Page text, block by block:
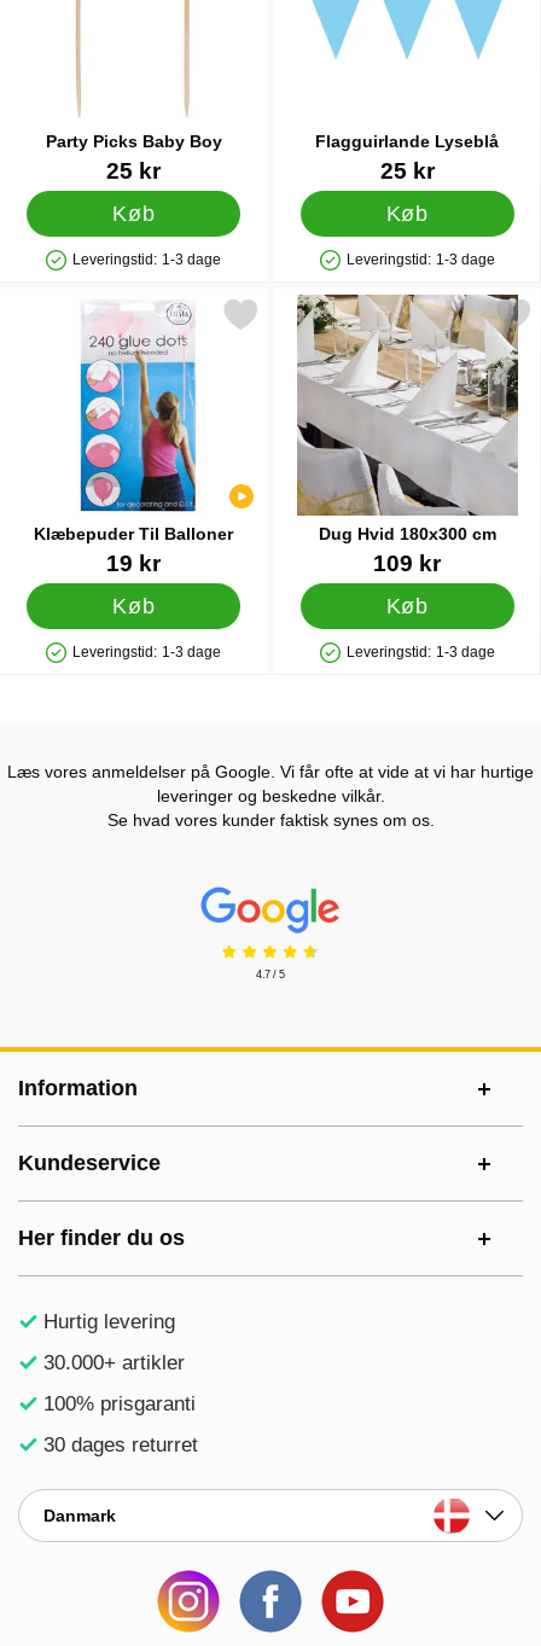
Party Picks Baby Boy
Varenr 3826525 kr
Køb
Produkttilgængelighed: På lager
Leveringstid: 1-3 dage
Flagguirlande Lyseblå
25 kr
Køb
Produkttilgængelighed: På lager
Leveringstid: 1-3 dage
Klæbepuder Til Balloner
Varenr 2242819 kr
Køb
Produkttilgængelighed: På lager
Leveringstid: 1-3 dage
Markér klæbepuder Til Balloner som favorit
Dug Hvid 180x300 cm
Varenr 41445109 kr
Køb
Produkttilgængelighed: På lager
Leveringstid: 1-3 dage
Markér dug Hvid
Læs vores anmeldelser på Google. Vi får ofte at vide at vi har hurtige
leveringer og beskedne vilkår.
Se hvad vores kunder faktisk synes om os.
Prisjakt Anmeldelser: 4.7 Stjerne
4.7 / 5
Information
Kundeservice
Her finder du os
Hurtig levering
30.000+ artikler
100% prisgaranti
30 dages returret
Danmark